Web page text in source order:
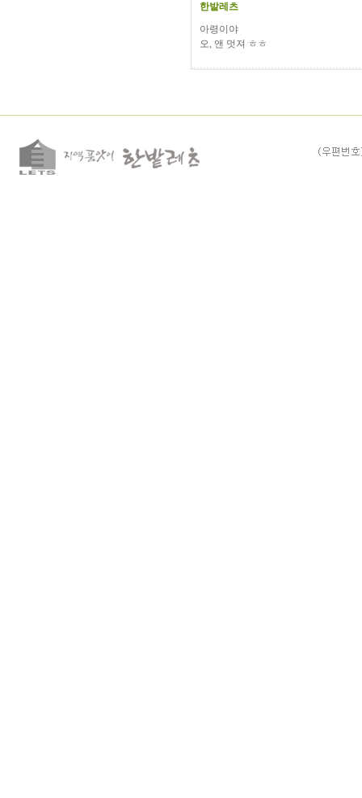
한밭레츠
아령이야
오, 앤 멋져 ㅎㅎ